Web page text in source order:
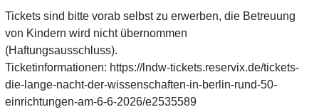
Tickets sind bitte vorab selbst zu erwerben, die Betreuung
von Kindern wird nicht übernommen
(Haftungsausschluss).
Ticketinformationen: https://lndw-tickets.reservix.de/tickets-
die-lange-nacht-der-wissenschaften-in-berlin-rund-50-
einrichtungen-am-6-6-2026/e2535589